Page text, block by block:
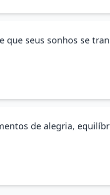
que seus sonhos se
de alegria,